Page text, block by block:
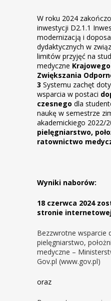
W roku 2024
inwestycji D2.1.1
modernizacją i
dydaktycznych w
limitów przyjęć na
medyczne
Zwiększania
3 Systemu zachęt
wsparcia w postaci
czesnego dla
naukę w semestrze
akademickiego 2022/
pielęgniarstwo,
ratownictwo
Wyniki naborów:
18 czerwca 2024
stronie
Bezzwrotne wsparcie
pielęgniarstwo,
medyczne –
Gov.pl (www.gov.pl)
oraz